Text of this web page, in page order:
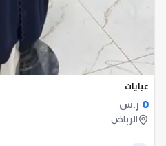
عبايات
0 ر.س
الرياض